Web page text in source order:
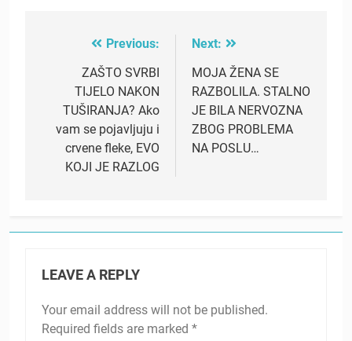
navigation
Previous:
ZAŠTO SVRBI
TIJELO NAKON
TUŠIRANJA? Ako
vam se pojavljuju i
crvene fleke, EVO
KOJI JE RAZLOG
Next:
MOJA ŽENA SE
RAZBOLILA. STALNO
JE BILA NERVOZNA
ZBOG PROBLEMA
NA POSLU…
LEAVE A REPLY
Your email address will not be published.
Required fields are marked *